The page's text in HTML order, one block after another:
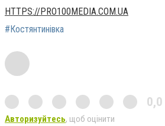
HTTPS://PRO100MEDIA.COM.UA
#Костянтинівка
0,0
Авторизуйтесь, щоб оцінити